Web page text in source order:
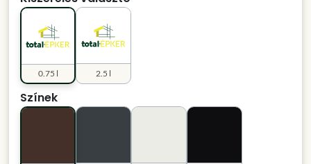
0.75 l 2.5 l
Színek